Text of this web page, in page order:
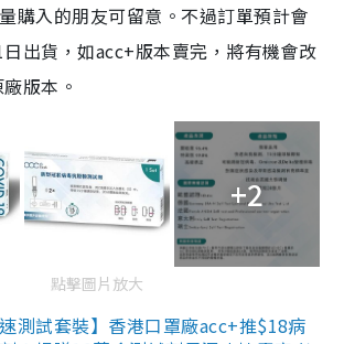
購入的朋友可留意。不過訂單預計會
出貨，如acc+版本賣完，將有機會改
版本。
+2
點擊圖片放大
測試套裝】香港口罩廠acc+推$18病